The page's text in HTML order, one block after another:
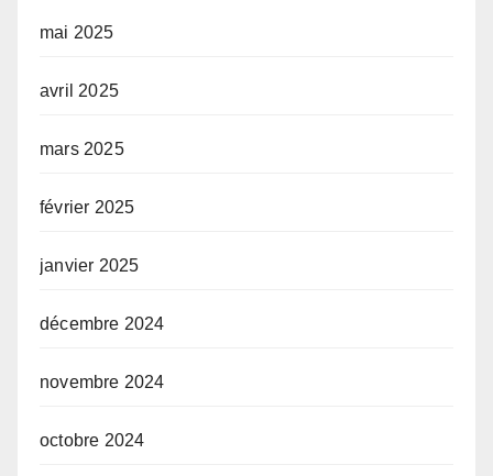
mai 2025
avril 2025
mars 2025
février 2025
janvier 2025
décembre 2024
novembre 2024
octobre 2024